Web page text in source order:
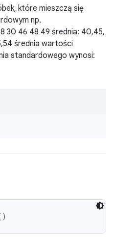
które mieszczą się
np.
30 46 48 49 średnia: 40,45,
średnia wartości
standardowego wynosi: